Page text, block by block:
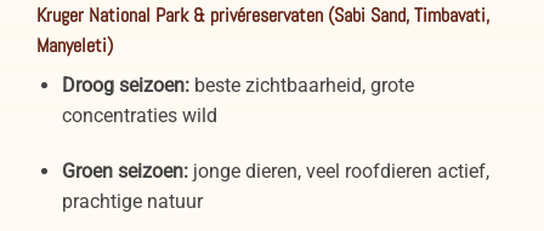
Kruger National Park & privéreservaten (Sabi Sand, Timbavati,
Manyeleti)
Droog seizoen:beste zichtbaarheid, grote
concentraties wild
Groen seizoen:jonge dieren, veel roofdieren actief,
prachtige natuur